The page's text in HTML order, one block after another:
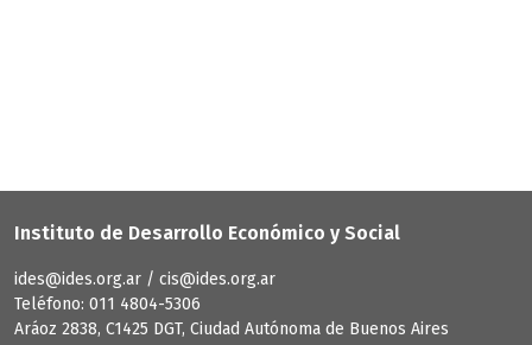
Instituto de Desarrollo Económico y Social
ides@ides.org.ar / cis@ides.org.ar
Teléfono: 011 4804-5306
Aráoz 2838, C1425 DGT, Ciudad Autónoma de Buenos Aires